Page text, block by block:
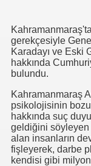
gerekçesiyle
Karadayı ve Eski
hakkında
bulundu.
Kahramanmaraş
psikolojisinin
hakkında suç
geldiğini söyleyen
alan insanların
fişleyerek, darbe
kendisi gibi